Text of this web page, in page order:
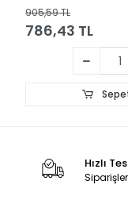
905,59 TL
786,43 TL
Hızlı